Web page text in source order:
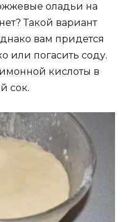
оладьи на
Такой вариант
вам придется
или погасить соду.
кислоты в
сок.